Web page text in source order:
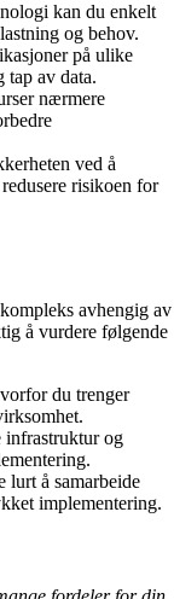
kan du enkelt
og behov.
på ulike
tap av data.
nærmere
ved å
risikoen for
avhengig av
å vurdere følgende
du trenger
infrastruktur og
lurt å samarbeide
implementering.